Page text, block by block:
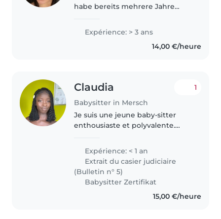
habe bereits mehrere Jahre
Kinderbetreuung. Durch meine
zwei jüngeren Brüder sowie die
Betreuung von Kindern aus
Expérience: > 3 ans
14,00 €/heure
Claudia
Babysitter in Mersch
1
Je suis une jeune baby-sitter
enthousiaste et polyvalente.
d'expérience professionnelle, j'ai
beaucoup d'expérience avec les
enfants de différents âges,..
Expérience: < 1 an
Extrait du casier judiciaire
(Bulletin n° 5)
Babysitter Zertifikat
15,00 €/heure